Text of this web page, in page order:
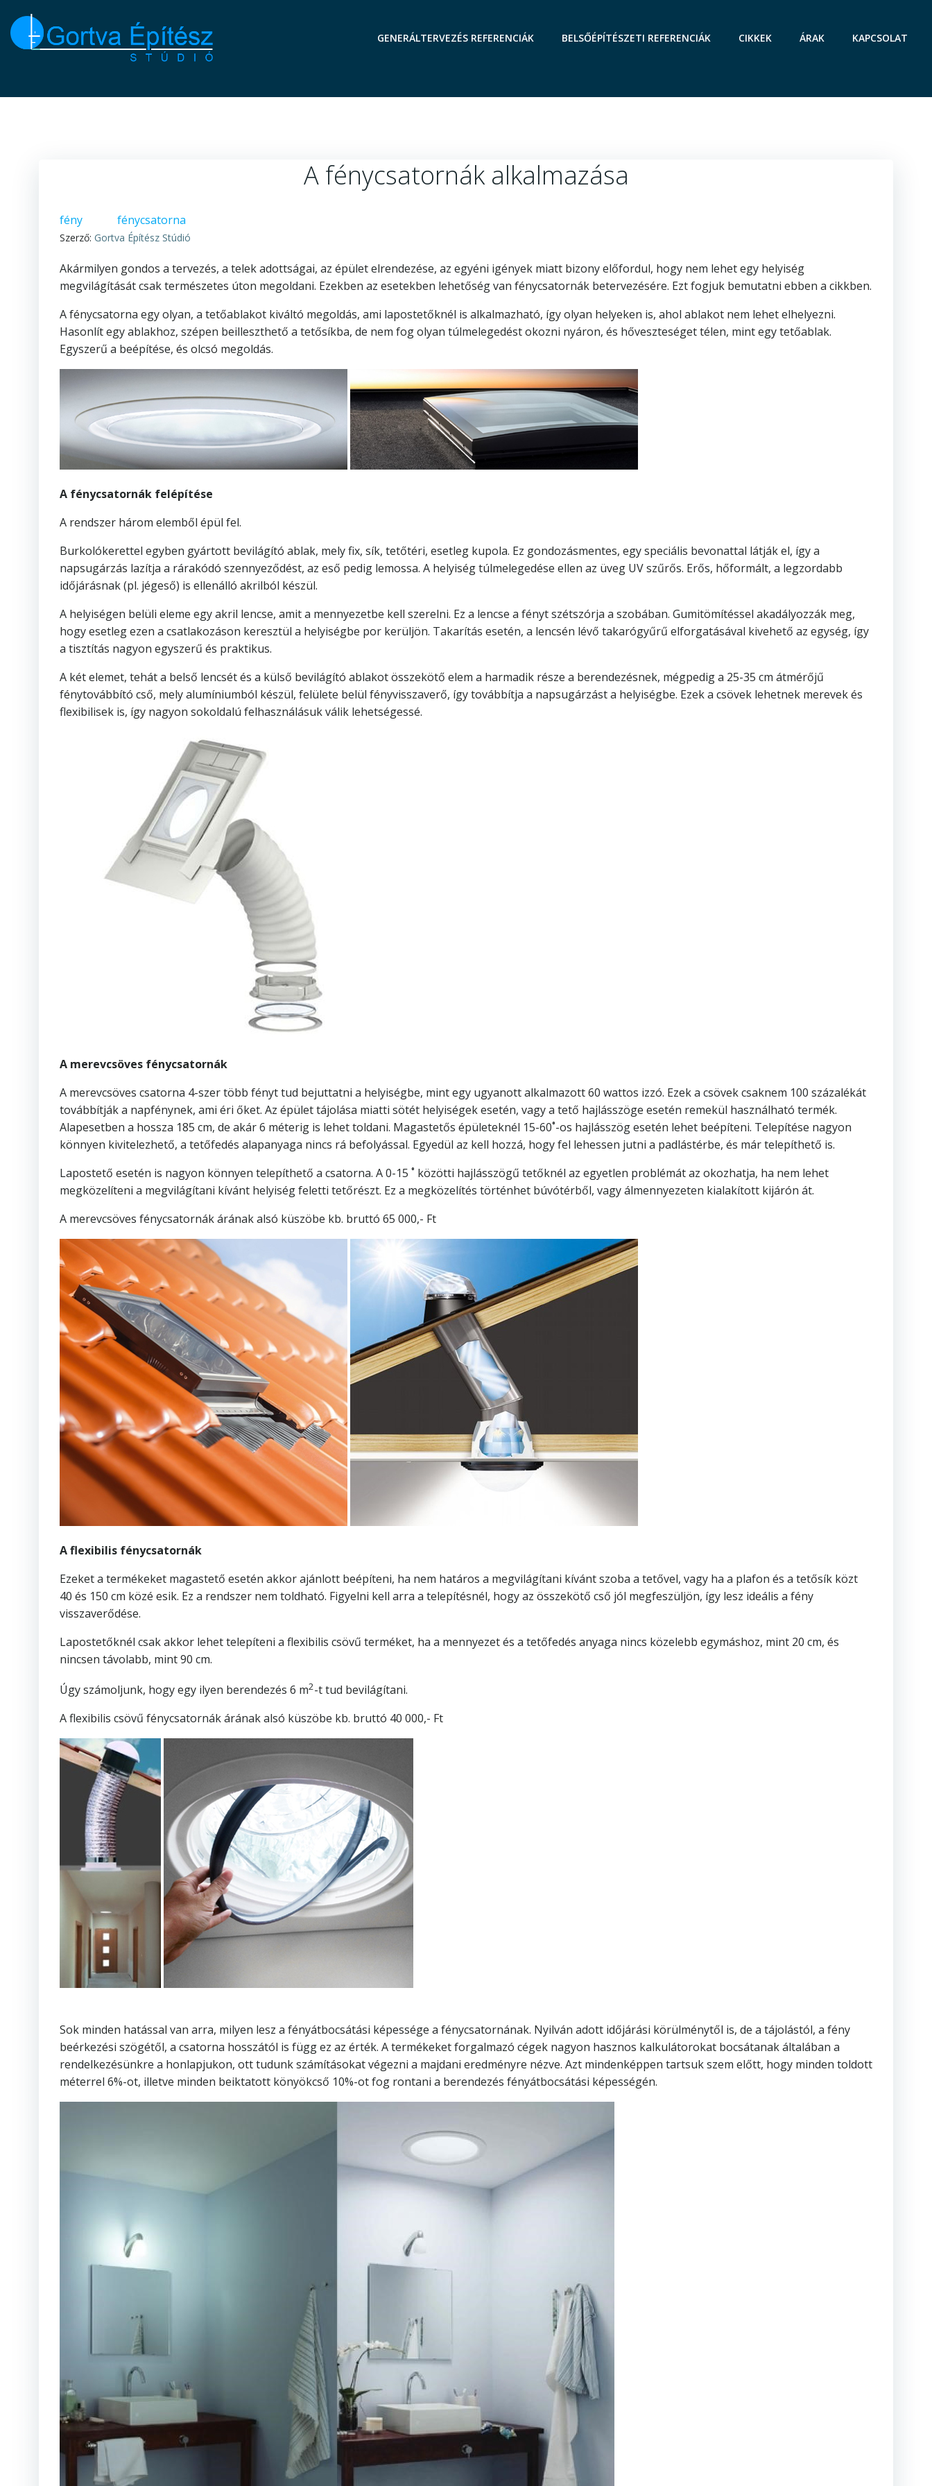
content
GENERÁLTERVEZÉS REFERENCIÁK BELSŐÉPÍTÉSZETI REFERENCIÁK CIKKEK ÁRAK KAPCSOLAT
A fénycsatornák alkalmazása
fény fénycsatorna
Szerző: Gortva Építész Stúdió
Akármilyen gondos a tervezés, a telek adottságai, az épület elrendezése, az egyéni igények miatt bizony előfordul, hogy nem lehet egy helyiség
megvilágítását csak természetes úton megoldani. Ezekben az esetekben lehetőség van fénycsatornák betervezésére. Ezt fogjuk bemutatni ebben a cikkben.
A fénycsatorna egy olyan, a tetőablakot kiváltó megoldás, ami lapostetőknél is alkalmazható, így olyan helyeken is, ahol ablakot nem lehet elhelyezni.
Hasonlít egy ablakhoz, szépen beilleszthető a tetősíkba, de nem fog olyan túlmelegedést okozni nyáron, és hőveszteséget télen, mint egy tetőablak.
Egyszerű a beépítése, és olcsó megoldás.
A fénycsatornák felépítése
A rendszer három elemből épül fel.
Burkolókerettel egyben gyártott bevilágító ablak, mely fix, sík, tetőtéri, esetleg kupola. Ez gondozásmentes, egy speciális bevonattal látják el, így a
napsugárzás lazítja a rárakódó szennyeződést, az eső pedig lemossa. A helyiség túlmelegedése ellen az üveg UV szűrős. Erős, hőformált, a legzordabb
időjárásnak (pl. jégeső) is ellenálló akrilból készül.
A helyiségen belüli eleme egy akril lencse, amit a mennyezetbe kell szerelni. Ez a lencse a fényt szétszórja a szobában. Gumitömítéssel akadályozzák meg,
hogy esetleg ezen a csatlakozáson keresztül a helyiségbe por kerüljön. Takarítás esetén, a lencsén lévő takarógyűrű elforgatásával kivehető az egység, így
a tisztítás nagyon egyszerű és praktikus.
A két elemet, tehát a belső lencsét és a külső bevilágító ablakot összekötő elem a harmadik része a berendezésnek, mégpedig a 25-35 cm átmérőjű
fénytovábbító cső, mely alumíniumból készül, felülete belül fényvisszaverő, így továbbítja a napsugárzást a helyiségbe. Ezek a csövek lehetnek merevek és
flexibilisek is, így nagyon sokoldalú felhasználásuk válik lehetségessé.
A merevcsöves fénycsatornák
A merevcsöves csatorna 4-szer több fényt tud bejuttatni a helyiségbe, mint egy ugyanott alkalmazott 60 wattos izzó. Ezek a csövek csaknem 100 százalékát
továbbítják a napfénynek, ami éri őket. Az épület tájolása miatti sötét helyiségek esetén, vagy a tető hajlásszöge esetén remekül használható termék.
Alapesetben a hossza 185 cm, de akár 6 méterig is lehet toldani. Magastetős épületeknél 15-60˚-os hajlásszög esetén lehet beépíteni. Telepítése nagyon
könnyen kivitelezhető, a tetőfedés alapanyaga nincs rá befolyással. Egyedül az kell hozzá, hogy fel lehessen jutni a padlástérbe, és már telepíthető is.
Lapostető esetén is nagyon könnyen telepíthető a csatorna. A 0-15 ˚ közötti hajlásszögű tetőknél az egyetlen problémát az okozhatja, ha nem lehet
megközelíteni a megvilágítani kívánt helyiség feletti tetőrészt. Ez a megközelítés történhet búvótérből, vagy álmennyezeten kialakított kijárón át.
A merevcsöves fénycsatornák árának alsó küszöbe kb. bruttó 65 000,- Ft
A flexibilis fénycsatornák
Ezeket a termékeket magastető esetén akkor ajánlott beépíteni, ha nem határos a megvilágítani kívánt szoba a tetővel, vagy ha a plafon és a tetősík közt
40 és 150 cm közé esik. Ez a rendszer nem toldható. Figyelni kell arra a telepítésnél, hogy az összekötő cső jól megfeszüljön, így lesz ideális a fény
visszaverődése.
Lapostetőknél csak akkor lehet telepíteni a flexibilis csövű terméket, ha a mennyezet és a tetőfedés anyaga nincs közelebb egymáshoz, mint 20 cm, és
nincsen távolabb, mint 90 cm.
Úgy számoljunk, hogy egy ilyen berendezés 6 m2-t tud bevilágítani.
A flexibilis csövű fénycsatornák árának alsó küszöbe kb. bruttó 40 000,- Ft
Sok minden hatással van arra, milyen lesz a fényátbocsátási képessége a fénycsatornának. Nyilván adott időjárási körülménytől is, de a tájolástól, a fény
beérkezési szögétől, a csatorna hosszától is függ ez az érték. A termékeket forgalmazó cégek nagyon hasznos kalkulátorokat bocsátanak általában a
rendelkezésünkre a honlapjukon, ott tudunk számításokat végezni a majdani eredményre nézve. Azt mindenképpen tartsuk szem előtt, hogy minden toldott
méterrel 6%-ot, illetve minden beiktatott könyökcső 10%-ot fog rontani a berendezés fényátbocsátási képességén.